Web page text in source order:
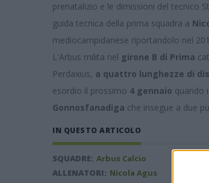
prenatalizio e le dimissioni del tecnico
guida tecnica della prima squadra a
mediocampidanese riportandolo nel
L'Arbus milita nel girone B di Prima
Perdaxius, a quattro lunghezze di
esordio il prossimo 4 gennaio quando
Gonnosfanadiga che insegue a due
IN QUESTO ARTICOLO
SQUADRE: Arbus Calcio
ALLENATORI: Nicola Agus